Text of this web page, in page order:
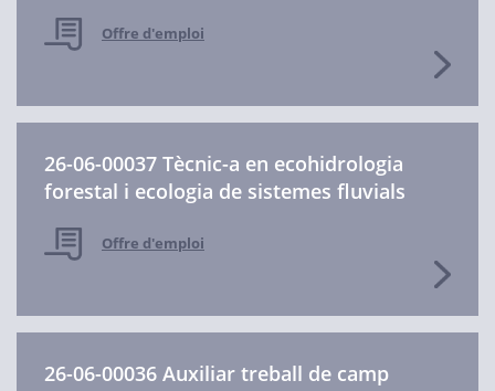
Offre d'emploi
26-06-00037 Tècnic-a en ecohidrologia
forestal i ecologia de sistemes fluvials
Offre d'emploi
26-06-00036 Auxiliar treball de camp